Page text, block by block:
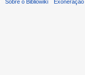
Sobre o Bibliowiki